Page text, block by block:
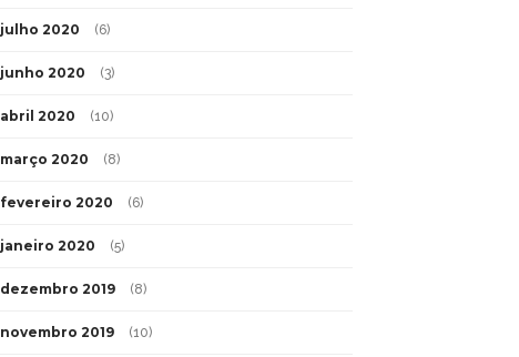
julho 2020 (6)
junho 2020 (3)
abril 2020 (10)
março 2020 (8)
fevereiro 2020 (6)
janeiro 2020 (5)
dezembro 2019 (8)
novembro 2019 (10)